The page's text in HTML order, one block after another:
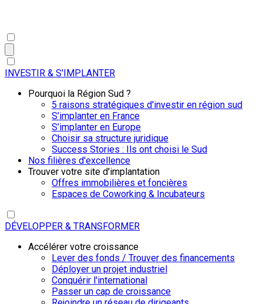
INVESTIR & S'IMPLANTER
Pourquoi la Région Sud ?
5 raisons stratégiques d'investir en région sud
S’implanter en France
S’implanter en Europe
Choisir sa structure juridique
Success Stories : Ils ont choisi le Sud
Nos filières d'excellence
Trouver votre site d'implantation
Offres immobilières et foncières
Espaces de Coworking & Incubateurs
DÉVELOPPER & TRANSFORMER
Accélérer votre croissance
Lever des fonds / Trouver des financements
Déployer un projet industriel
Conquérir l'international
Passer un cap de croissance